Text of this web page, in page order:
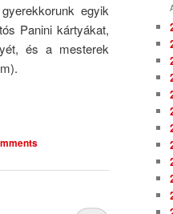
egyik
Panini kártyákat,
és a mesterek